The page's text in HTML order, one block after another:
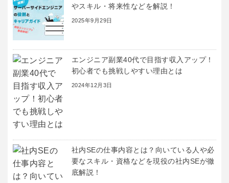
やスキル・将来性などを解説！
2025年9月29日
エンジニア副業40代で目指す収入アップ！
初心者でも挑戦しやすい理由とは
2024年12月3日
社内SEの仕事内容とは？向いている人や必
要なスキル・資格などを現役の社内SEが徹
底解説！